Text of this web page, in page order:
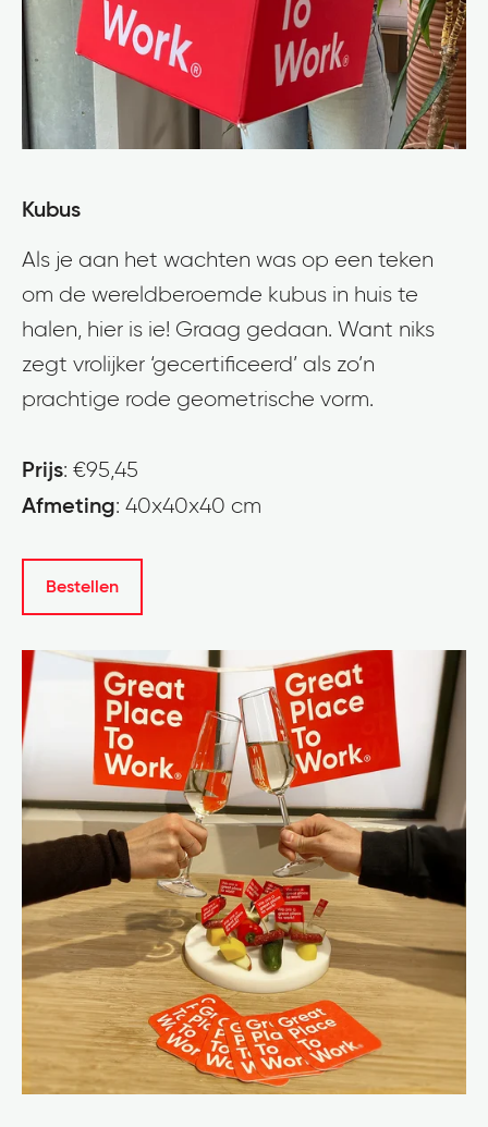
Kubus
Als je aan het wachten was op een teken
om de wereldberoemde kubus in huis te
halen, hier is ie! Graag gedaan. Want niks
zegt vrolijker ‘gecertificeerd’ als zo’n
prachtige rode geometrische vorm.
Prijs: €95,45
Afmeting: 40x40x40 cm
Bestellen